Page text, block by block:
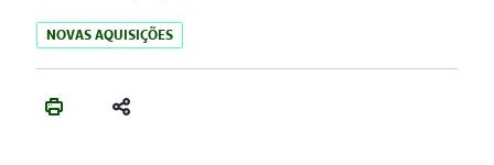
NOVAS AQUISIÇÕES